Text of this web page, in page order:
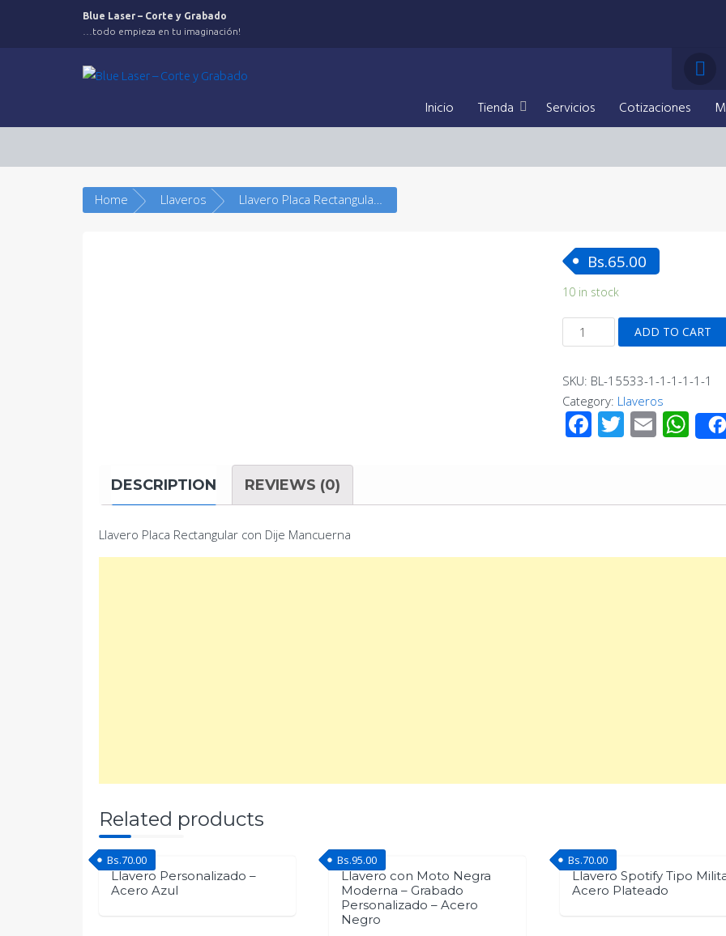
Blue Laser – Corte y Grabado
…todo empieza en tu imaginación!
Inicio Tienda Servicios Cotizaciones
Home Llaveros Llavero Placa Rectangular con Dije Mancuerna
Bs.65.00
10 in stock
Llavero
Placa
con
Dije
Mancuerna
ADD TO CART
SKU: BL-15533-1-1-1-1-1-1
Category: Llaveros
Facebook
Twitter
Email
DESCRIPTION REVIEWS (0)
Llavero Placa Rectangular con Dije Mancuerna
Related products
Llavero Personalizado –
Acero Azul
Bs.70.00
Llavero con Moto Negra
Moderna – Grabado
Personalizado – Acero
Negro
Bs.95.00
Llavero Spotify Tipo
Acero Plateado
Bs.70.00